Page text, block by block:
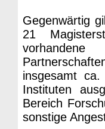
Gegenwärtig
21
insgesamt
Instituten
Bereich
sonstige